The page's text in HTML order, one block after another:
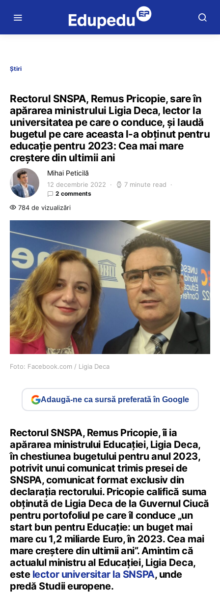
Știri
Rectorul SNSPA, Remus Pricopie, sare în
apărarea ministrului Ligia Deca, lector la
universitatea pe care o conduce, și laudă
bugetul pe care aceasta l-a obținut pentru
educație pentru 2023: Cea mai mare
creștere din ultimii ani
Mihai Peticilă
12 decembrie 2022 7 minute read
2 comments
784 de vizualizări
Foto: Facebook.com / Ligia Deca
Adaugă-ne ca sursă preferată în Google
Rectorul SNSPA, Remus Pricopie, îi ia
apărarea ministrului Educației, Ligia Deca,
în chestiunea bugetului pentru anul 2023,
potrivit unui comunicat trimis presei de
SNSPA, comunicat format exclusiv din
declarația rectorului. Pricopie califică suma
obținută de Ligia Deca de la Guvernul Ciucă
pentru portofoliul pe care îl conduce „un
start bun pentru Educație: un buget mai
mare cu 1,2 miliarde Euro, în 2023. Cea mai
mare creștere din ultimii ani”. Amintim că
actualul ministru al Educației, Ligia Deca,
este lector universitar la SNSPA, unde
predă Studii europene.